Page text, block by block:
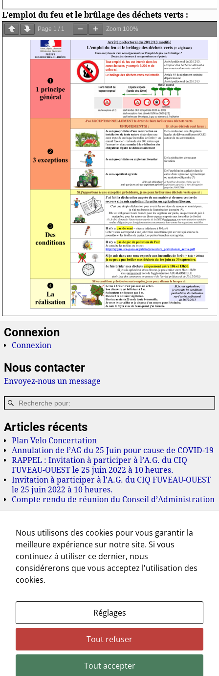
L’emploi du feu et le brûlage des déchets verts :
Page 1 / 1 Zoom 100%
Connexion
Connexion
Nous contacter
Envoyez-nous un message
Articles récents
Plan Velo Concertation
Annulation de l’AG du 25 Juin pour cause de COVID-19
RAPPEL : Invitation à participer à l’A.G. du CIQ
FUVEAU-OUEST le 25 juin 2022 à 10 heures.
Invitation à participer à l’A.G. du CIQ FUVEAU-OUEST
le 25 juin 2022 à 10 heures.
Compte rendu de réunion du Conseil d’Administration
juillet 2022
juin 2022
mai 2022
mars 2022
novembre 2021
octobre 2021
juillet 2021
avril 2021
novembre 2020
Nous utilisons des cookies pour vous garantir la
meilleure expérience sur notre site. Si vous
continuez à utiliser ce dernier, nous
considérerons que vous acceptez l'utilisation des
cookies.
Réglages
Tout refuser
Tout accepterNecessaire